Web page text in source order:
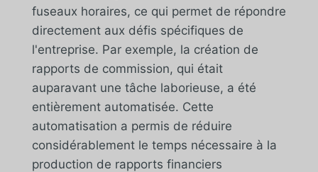
fuseaux horaires, ce qui permet de répondre
directement aux défis spécifiques de
l'entreprise. Par exemple, la création de
rapports de commission, qui était
auparavant une tâche laborieuse, a été
entièrement automatisée. Cette
automatisation a permis de réduire
considérablement le temps nécessaire à la
production de rapports financiers